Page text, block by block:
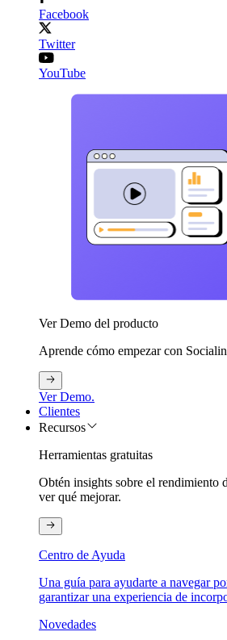
Facebook
Twitter
YouTube
Ver Demo del producto
Aprende cómo empezar con
Ver Demo.
Clientes
Recursos
Herramientas gratuitas
Obtén insights sobre el rendimiento
ver qué mejorar.
Centro de Ayuda
Una guía para ayudarte a navegar
garantizar una experiencia de
Novedades